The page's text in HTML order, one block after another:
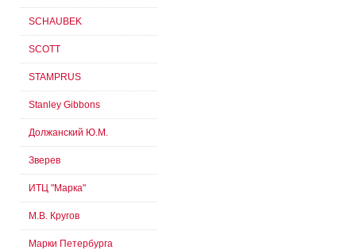
SCHAUBEK
SCOTT
STAMPRUS
Stanley Gibbons
Должанский Ю.М.
Зверев
ИТЦ "Марка"
М.В. Кругов
Марки Петербурга